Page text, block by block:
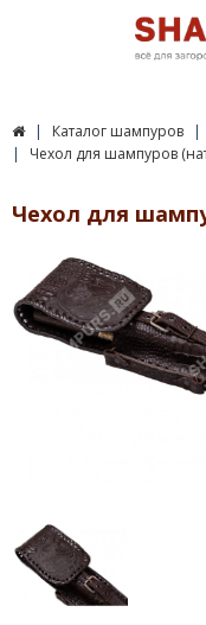
Каталог шампуров
Чехол для шампуров
Чехол для